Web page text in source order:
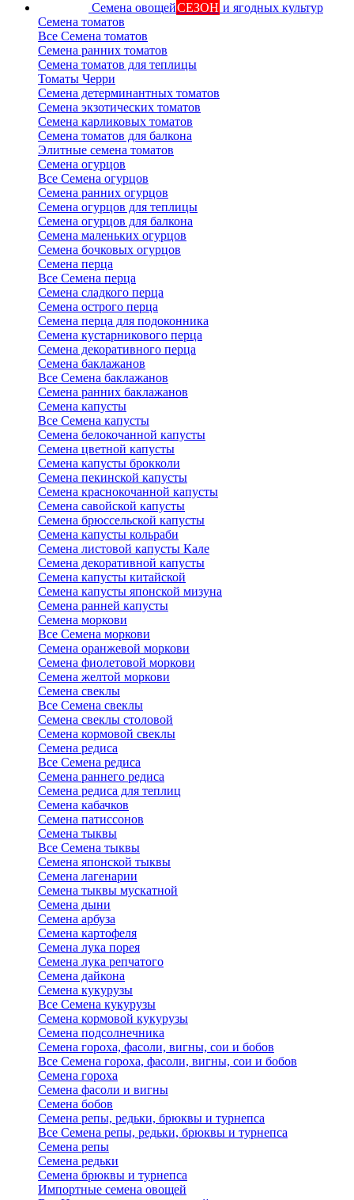
Семена овощейСЕЗОН и ягодных культур
Семена томатов
Все Семена томатов
Семена ранних томатов
Семена томатов для теплицы
Томаты Черри
Семена детерминантных томатов
Семена экзотических томатов
Семена карликовых томатов
Семена томатов для балкона
Элитные семена томатов
Семена огурцов
Все Семена огурцов
Семена ранних огурцов
Семена огурцов для теплицы
Семена огурцов для балкона
Семена маленьких огурцов
Семена бочковых огурцов
Семена перца
Все Семена перца
Семена сладкого перца
Семена острого перца
Семена перца для подоконника
Семена кустарникового перца
Семена декоративного перца
Семена баклажанов
Все Семена баклажанов
Семена ранних баклажанов
Семена капусты
Все Семена капусты
Семена белокочанной капусты
Семена цветной капусты
Семена капусты брокколи
Семена пекинской капусты
Семена краснокочанной капусты
Семена савойской капусты
Семена брюссельской капусты
Семена капусты кольраби
Семена листовой капусты Кале
Семена декоративной капусты
Семена капусты китайской
Семена капусты японской мизуна
Семена ранней капусты
Семена моркови
Все Семена моркови
Семена оранжевой моркови
Семена фиолетовой моркови
Семена желтой моркови
Семена свеклы
Все Семена свеклы
Семена свеклы столовой
Семена кормовой свеклы
Семена редиса
Все Семена редиса
Семена раннего редиса
Семена редиса для теплиц
Семена кабачков
Семена патиссонов
Семена тыквы
Все Семена тыквы
Семена японской тыквы
Семена лагенарии
Семена тыквы мускатной
Семена дыни
Семена арбуза
Семена картофеля
Семена лука порея
Семена лука репчатого
Семена дайкона
Семена кукурузы
Все Семена кукурузы
Семена кормовой кукурузы
Семена подсолнечника
Семена гороха, фасоли, вигны, сои и бобов
Все Семена гороха, фасоли, вигны, сои и бобов
Семена гороха
Семена фасоли и вигны
Семена бобов
Семена репы, редьки, брюквы и турнепса
Все Семена репы, редьки, брюквы и турнепса
Семена репы
Семена редьки
Семена брюквы и турнепса
Импортные семена овощей